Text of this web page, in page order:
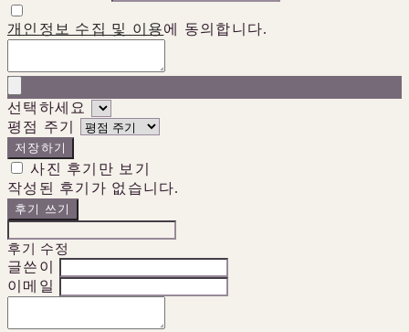
개인정보 수집 및 이용에 동의합니다.
선택하세요
평점 주기
저장하기
사진 후기만 보기
작성된 후기가 없습니다.
후기 쓰기
후기 수정
글쓴이
이메일